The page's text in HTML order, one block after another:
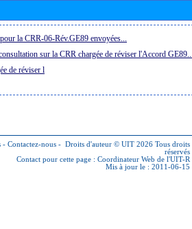
la CRR-06-Rév.GE89 envoyées...
sur la CRR chargée de réviser l'Accord
de réviser l
- Contactez-nous - Droits d'auteur © UIT 2026 Tous droits
réservés
Contact pour cette page : Coordinateur Web de l'UIT-R
Mis à jour le : 2011-06-15